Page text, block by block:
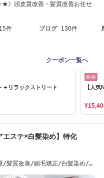
★》頭皮質改善・髪質改善お任せ
15件 ブログ 130件
クーポン一覧へ
＋リラックストリート
新規
【人
ステ×白髪染め】特化
/髪質改善/縮毛矯正/白髪染め/白